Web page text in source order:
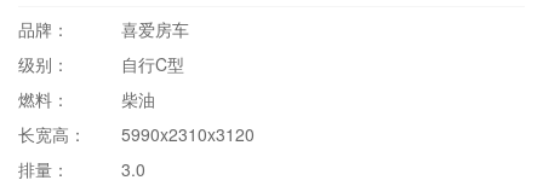
品牌：
喜爱房车
级别：
自行C型
燃料：
柴油
长宽高：
5990x2310x3120
排量：
3.0